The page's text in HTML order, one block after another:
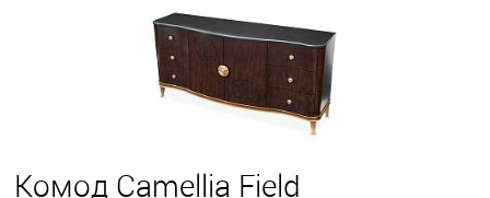
Комод Camellia Field